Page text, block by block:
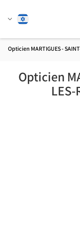
שנהעברית
Opticien MARTIGUES -
Opticien